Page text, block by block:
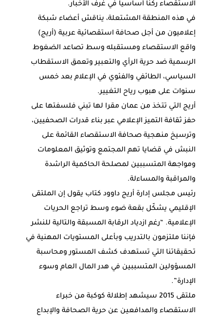
الاستقصاء ركنا أساسيا في غرف الأخبار.
في هذه المنطقة المشتعلة، يناقش أعضاء شبكة
إعلاميون من أجل صحافة استقصائية عربية (أريج)
واقع الاستقصاء ومستقبله وسط تصاعد الضغوط
الرسمية ضد حرية الرأي والتعبير وتعمق الاستقطاب
السياسي، الطائفي والفئوي في الإعلام بعد خمس
سنوات على هبوب رياح التغيير.
أريج التي تتخذ من عمان مقرا لها تبني فلسفتها على
حفز ثقافة التميز الإعلامي عبر بناء قدرات الصحفيين،
وترسيخ منهجية صحافة الاستقصاء القائمة على
النبش في قضايا تهم المجتمع وتوثيق المعلومات
ومواجهة المتسببين لمصلحة الحاكمية الراشدة
والمراقبة والمساءلة.
رئيس مجلس إدارة أريج داوود كتاب يقول إن الملتقى
الإقليمي يشكّل بقعة ضوء وسط تراجع الحريات
الإعلامية. “رغم ازدياد الرقابة المسبقة والتالية للنشر
فإننا ملتزمون بالتدريب وبأعلى المستويات المهنية في
تحقيقاتنا التي تستهدف كشف المستور ومحاسبة
المسؤولين المتسببين في هدر المال العام وسوء
الإدارة”.
ملتقى 2015 سيشهد إطلالة كوكبة من خبراء
الاستقصاء والمدافعين عن حرية الصحافة والإبداع